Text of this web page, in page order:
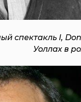
спектакль I,
Уоллах в